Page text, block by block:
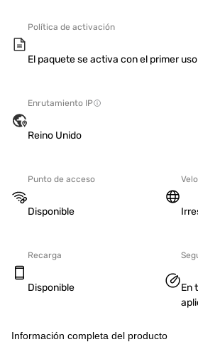
Política de activación
El paquete se activa con el primer
Enrutamiento IP
Reino Unido
Punto de acceso
Disponible
Recarga
Disponible
En
Información completa del producto